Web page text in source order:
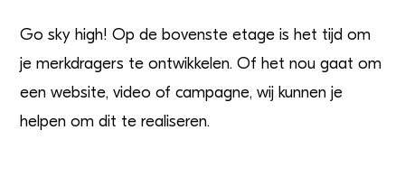
Go sky high! Op de bovenste etage is het tijd om
je merkdragers te ontwikkelen. Of het nou gaat om
een website, video of campagne, wij kunnen je
helpen om dit te realiseren.